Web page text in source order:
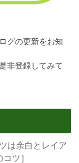
グの更新をお知
非登録してみて
は余白とレイア
ツ］